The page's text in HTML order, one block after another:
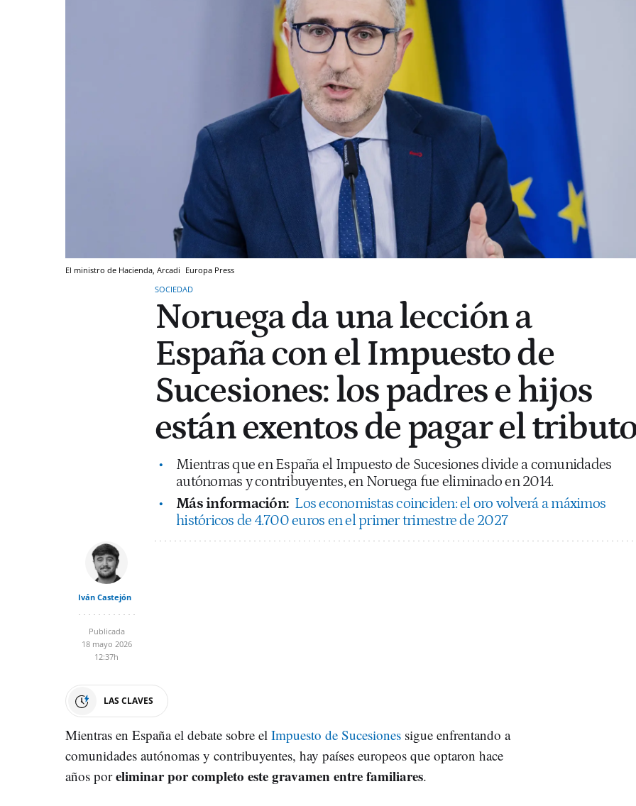
El ministro de Hacienda, Arcadi Europa Press
SOCIEDAD
Noruega da una lección a
España con el Impuesto de
Sucesiones: los padres e hijos
están exentos de pagar el
Mientras que en España el Impuesto de Sucesiones divide a comunidades
autónomas y contribuyentes, en Noruega fue eliminado en 2014.
Más información: Los economistas coinciden: el oro volverá a máximos
históricos de 4.700 euros en el primer trimestre de 2027
Iván Castejón
Publicada
18 mayo 2026
12:37h
LAS CLAVES
Mientras en España el debate sobre el Impuesto de Sucesiones sigue enfrentando a
comunidades autónomas y contribuyentes, hay países europeos que optaron hace
años poreliminar por completo este gravamen entre familiares.